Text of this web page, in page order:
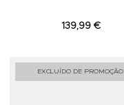
139,99 €
EXCLUÍDO DE PROMOÇÃO